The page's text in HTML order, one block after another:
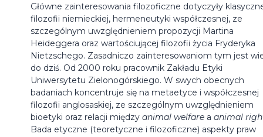
Główne zainteresowania filozoficzne dotyczyły
filozofii niemieckiej, hermeneutyki współczesnej, ze
szczególnym uwzględnieniem propozycji Martina
Heideggera oraz wartościującej filozofii życia Fryderyka
Nietzschego. Zasadniczo zainteresowaniom tym jest
do dziś. Od 2000 roku pracownik Zakładu Etyki
Uniwersytetu Zielonogórskiego. W swych obecnych
badaniach koncentruje się na metaetyce i współczesnej
filozofii anglosaskiej, ze szczególnym uwzględnieniem
bioetyki oraz relacji między animal welfare a animal
Bada etyczne (teoretyczne i filozoficzne) aspekty praw